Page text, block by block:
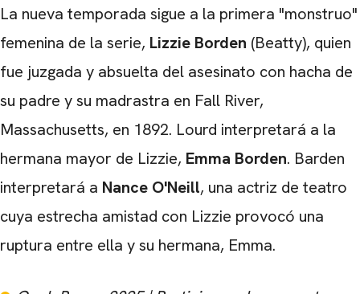
La nueva temporada sigue a la primera "monstruo"
femenina de la serie, Lizzie Borden (Beatty), quien
fue juzgada y absuelta del asesinato con hacha de
su padre y su madrastra en Fall River,
Massachusetts, en 1892. Lourd interpretará a la
hermana mayor de Lizzie, Emma Borden. Barden
interpretará a Nance O'Neill, una actriz de teatro
cuya estrecha amistad con Lizzie provocó una
ruptura entre ella y su hermana, Emma.
CARREGANDO PUBLICIDADE